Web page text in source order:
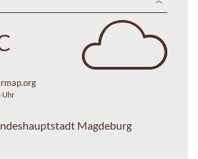
Uhr
Magdeburg